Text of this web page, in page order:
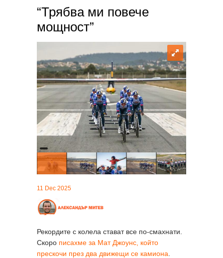
“Трябва ми повече
мощност”
11 Dec 2025
Рекордите с колела стават все по-смахнати.
Скоро писахме за Мат Джоунс, който
прескочи през два движещи се камиона